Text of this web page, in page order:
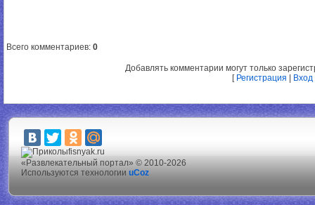
Всего комментариев: 0
Добавлять комментарии могут только
[ Регистрация Вход
fisnyak.ru
«Развлекательный портал» © 2010-2026
Используются технологии uCoz